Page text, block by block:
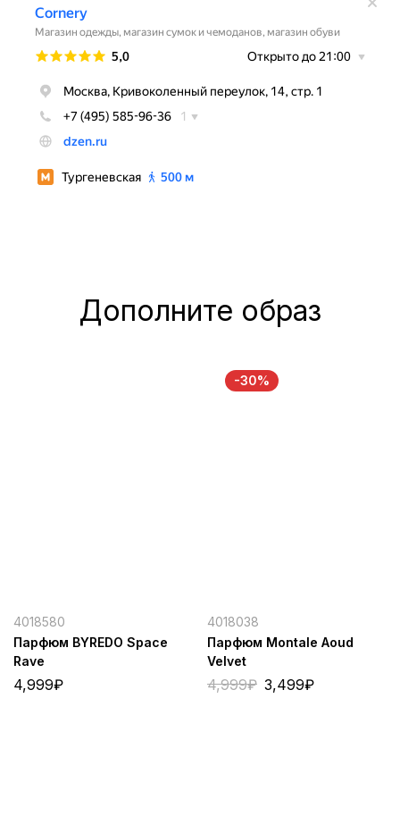
Дополните образ
4018580
Парфюм BYREDO Space
Rave
4,999₽
-30%
4018038
Парфюм Montale Aoud
Velvet
4,999₽ 3,499₽